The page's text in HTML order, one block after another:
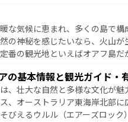
。さらに、南部のニューオーリ
アメリカの各地域で異なる魅
るだろう。車でのロードトリ
旅のスタイルだ。 なお、新着のアメリカ情報は
な気候に恵まれ、多くの島で
の神秘を感じたいなら、火山
番の観光地といえばオアフ島
リット」と呼ばれるおもてなし
ーカルフードやハワイアンミュ
彩っている。訪れるたびに新
味わってほしい。 なお、新着のハワイ情報はコ
の基本情報と観光ガイド・
、壮大な自然と多様な文化が
、オーストラリア東海岸北部
びえるウルル（エアーズロッ